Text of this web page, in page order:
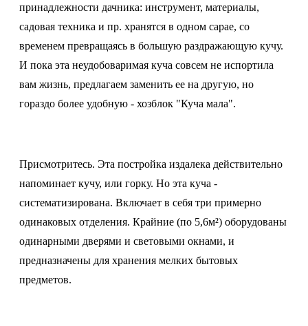
принадлежности дачника: инструмент, материалы,
садовая техника и пр. хранятся в одном сарае, со
временем превращаясь в большую раздражающую кучу.
И пока эта неудобоваримая куча совсем не испортила
вам жизнь, предлагаем заменить ее на другую, но
гораздо более удобную - хозблок "Куча мала".
Присмотритесь. Эта постройка издалека действительно
напоминает кучу, или горку. Но эта куча -
систематизирована. Включает в себя три примерно
одинаковых отделения. Крайние (по 5,6м²) оборудованы
одинарными дверями и световыми окнами, и
предназначены для хранения мелких бытовых
предметов.